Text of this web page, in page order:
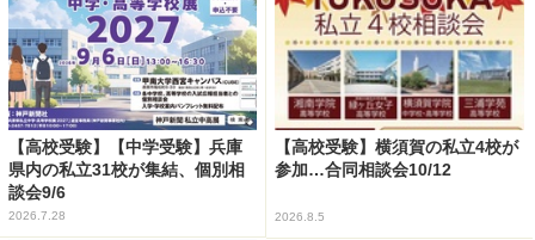
【高校受験】【中学受験】兵庫
県内の私立31校が集結、個別相
談会9/6
2026.7.28
【高校受験】横須賀の私立4校が
参加…合同相談会10/12
2026.8.5